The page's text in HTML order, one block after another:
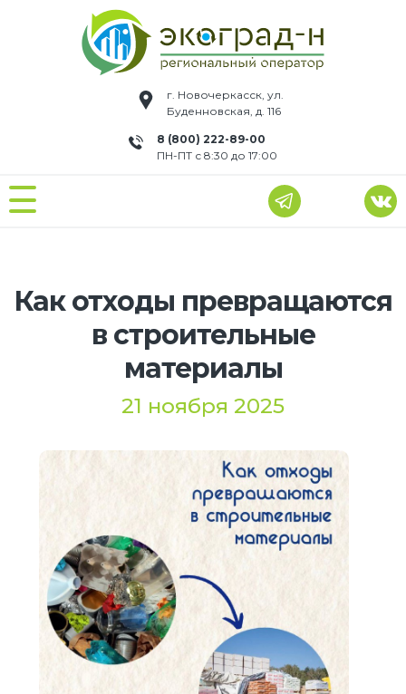
г. Новочеркасск, ул.
Буденновская, д. 116
8 (800) 222-89-00
ПН-ПТ с 8:30 до 17:00
Как отходы превращаются
в строительные
материалы
21 ноября 2025